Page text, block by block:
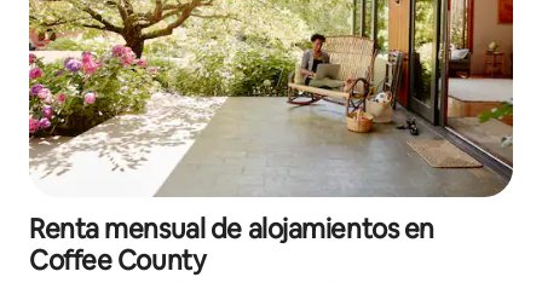
Renta mensual de alojamientos en
Coffee County